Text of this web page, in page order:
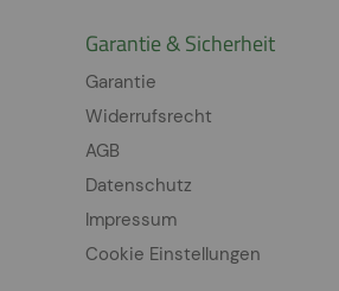
Garantie & Sicherheit
Garantie
Widerrufsrecht
AGB
Datenschutz
Impressum
Cookie Einstellungen